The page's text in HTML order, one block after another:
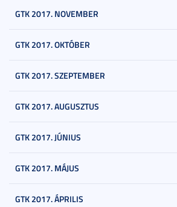
GTK 2017. NOVEMBER
GTK 2017. OKTÓBER
GTK 2017. SZEPTEMBER
GTK 2017. AUGUSZTUS
GTK 2017. JÚNIUS
GTK 2017. MÁJUS
GTK 2017. ÁPRILIS